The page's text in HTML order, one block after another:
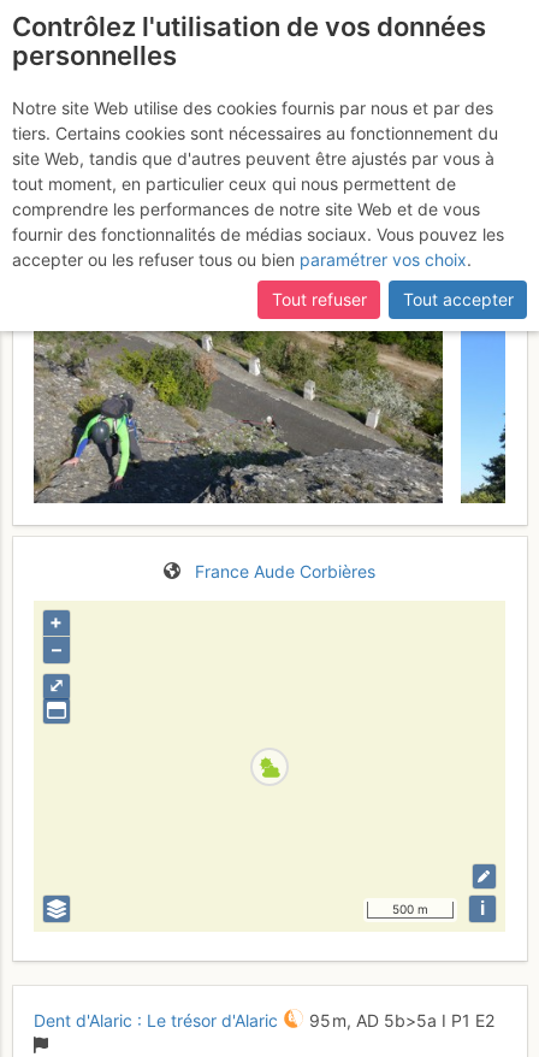
Dent d'Alaric : Le trésor
d'Alaric & El Viento loco
Samedi 22 avril 2017
France Aude Corbières
⤢
+
–
500 m i
Dent d'Alaric : Le trésor d'Alaric 95 m, AD 5b>5a I P1 E2
Contrôlez l'utilisation de vos données
personnelles
Notre site Web utilise des cookies fournis par nous et par des
tiers. Certains cookies sont nécessaires au fonctionnement du
site Web, tandis que d'autres peuvent être ajustés par vous à
tout moment, en particulier ceux qui nous permettent de
comprendre les performances de notre site Web et de vous
fournir des fonctionnalités de médias sociaux. Vous pouvez les
accepter ou les refuser tous ou bien paramétrer vos choix.
Tout refuser
Tout accepter